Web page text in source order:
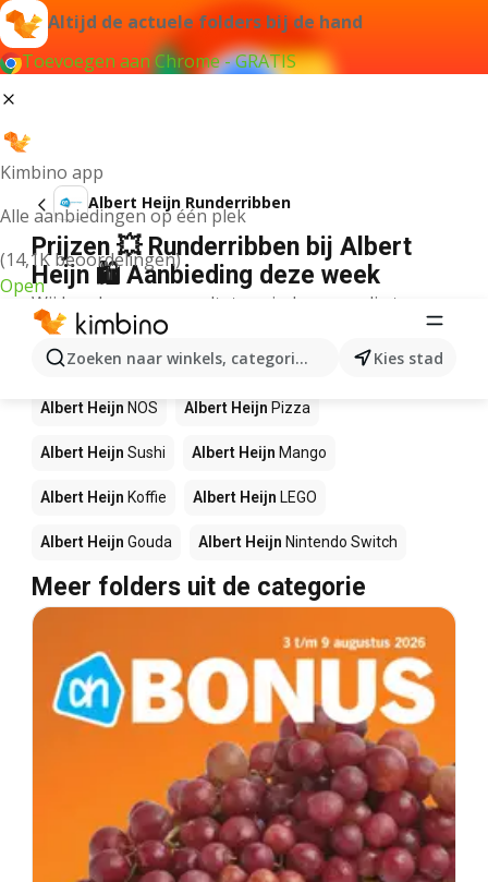
Altijd de actuele folders bij de hand
Toevoegen aan Chrome - GRATIS
Kimbino app
Alle aanbiedingen op één plek
(14,1K beoordelingen)
Open
Zoeken naar winkels, categorieën, producten...
Kies stad
Albert Heijn Runderribben
Prijzen 💥 Runderribben bij Albert
Heijn 🛍️ Aanbieding deze week
Wij konden geen resultaten vinden voor die term.
Andere producten in winkels Albert
Heijn
Albert Heijn NOS Albert Heijn Pizza
Albert Heijn Sushi Albert Heijn Mango
Albert Heijn Koffie Albert Heijn LEGO
Albert Heijn Gouda Albert Heijn Nintendo Switch
Meer folders uit de categorie